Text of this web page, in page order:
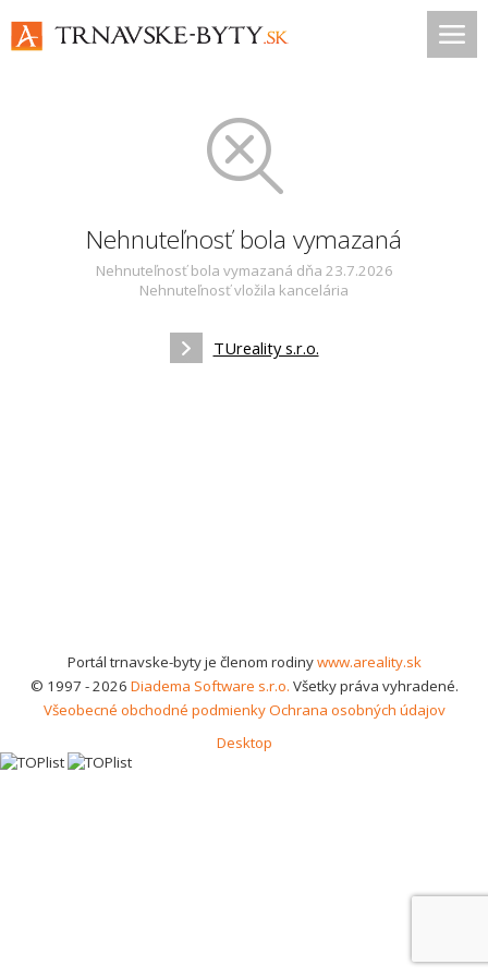
Nehnuteľnosť bola vymazaná
Nehnuteľnosť bola vymazaná dňa 23.7.2026
Nehnuteľnosť vložila kancelária
TUreality s.r.o.
Portál trnavske-byty je členom rodinywww.areality.sk
© 1997 - 2026 Diadema Software s.r.o. Všetky práva vyhradené.
Všeobecné obchodné podmienkyOchrana osobných údajov
Desktop